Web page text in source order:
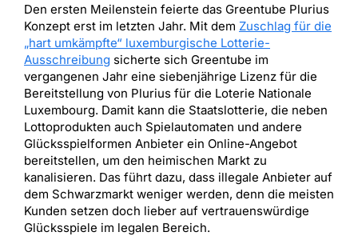
Den ersten Meilenstein feierte das Greentube Plurius
Konzept erst im letzten Jahr. Mit dem Zuschlag für die
„hart umkämpfte“ luxemburgische Lotterie-
Ausschreibung sicherte sich Greentube im
vergangenen Jahr eine siebenjährige Lizenz für die
Bereitstellung von Plurius für die Loterie Nationale
Luxembourg. Damit kann die Staatslotterie, die neben
Lottoprodukten auch Spielautomaten und andere
Glücksspielformen Anbieter ein Online-Angebot
bereitstellen, um den heimischen Markt zu
kanalisieren. Das führt dazu, dass illegale Anbieter auf
dem Schwarzmarkt weniger werden, denn die meisten
Kunden setzen doch lieber auf vertrauenswürdige
Glücksspiele im legalen Bereich.